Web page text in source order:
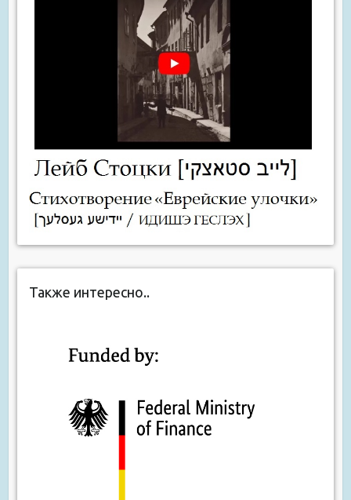
Также интересно..